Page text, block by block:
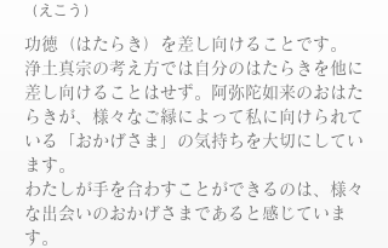
（えこう ）
功徳（はたらき）を差し向けることです。
浄土真宗の考え方では自分のはたらきを他に
差し向けることはせず。阿弥陀如来のおはた
らきが、様々なご縁によって私に向けられて
いる「おかげさま」の気持ちを大切にしてい
ます。
​わたしが手を合わすことができるのは、様々
な出会いのおかげさまであると感じていま
す。